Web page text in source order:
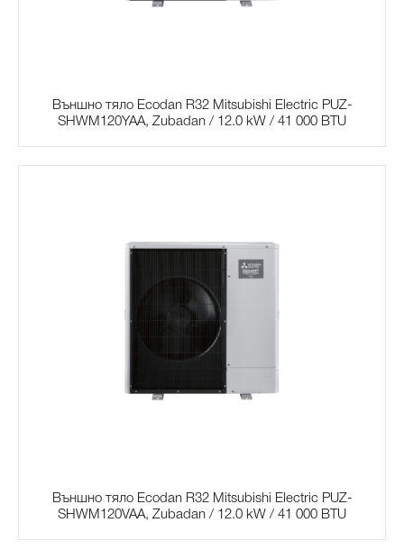
Външно тяло Ecodan R32 Mitsubishi Electric PUZ-
SHWM120YAA, Zubadan / 12.0 kW / 41 000 BTU
Външно тяло Ecodan R32 Mitsubishi Electric PUZ-
SHWM120VAA, Zubadan / 12.0 kW / 41 000 BTU